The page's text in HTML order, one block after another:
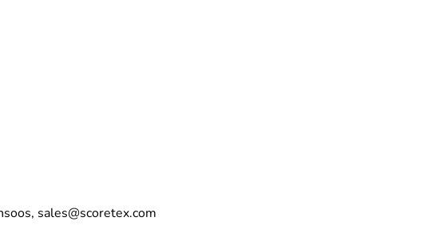
sales@scoretex.com